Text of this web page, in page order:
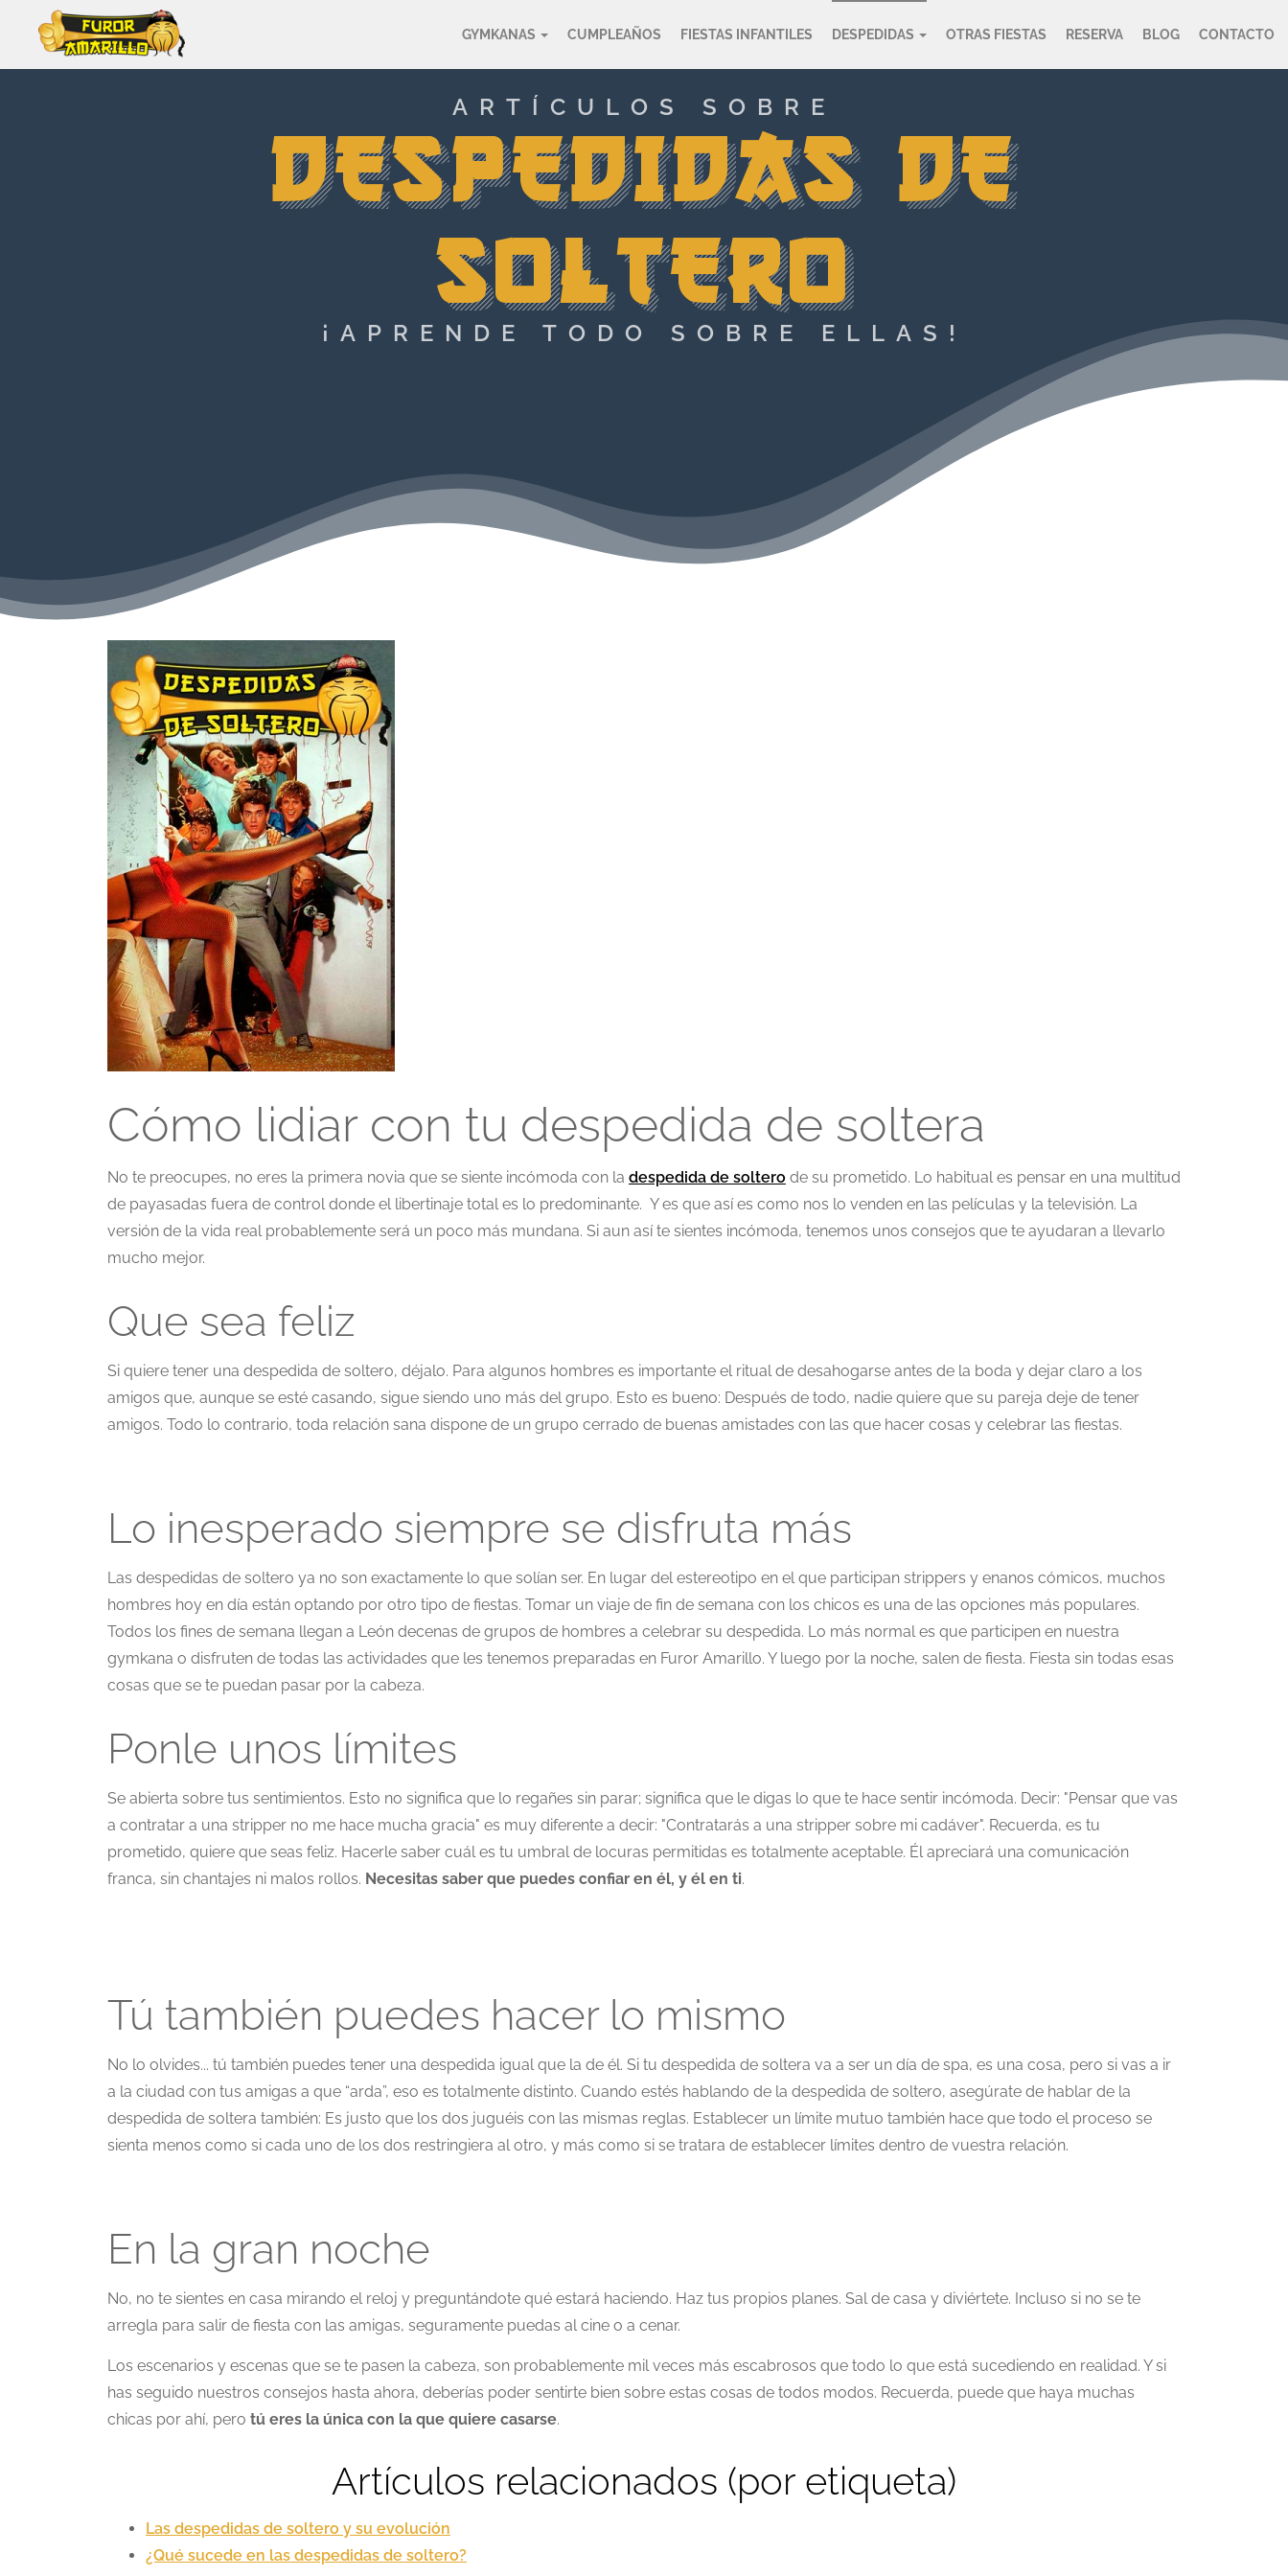
GYMKANAS CUMPLEAÑOS FIESTAS INFANTILES DESPEDIDAS OTRAS FIESTAS RESERVA BLOG CONTACTO
ARTÍCULOS SOBRE
DESPEDIDAS DE
SOLTERO
¡APRENDE TODO SOBRE ELLAS!
Cómo lidiar con tu despedida de soltera
No te preocupes, no eres la primera novia que se siente incómoda con la despedida de soltero de su prometido. Lo habitual es pensar en una multitud
de payasadas fuera de control donde el libertinaje total es lo predominante. Y es que así es como nos lo venden en las películas y la televisión. La
versión de la vida real probablemente será un poco más mundana. Si aun así te sientes incómoda, tenemos unos consejos que te ayudaran a llevarlo
mucho mejor.
Que sea feliz
Si quiere tener una despedida de soltero, déjalo. Para algunos hombres es importante el ritual de desahogarse antes de la boda y dejar claro a los
amigos que, aunque se esté casando, sigue siendo uno más del grupo. Esto es bueno: Después de todo, nadie quiere que su pareja deje de tener
amigos. Todo lo contrario, toda relación sana dispone de un grupo cerrado de buenas amistades con las que hacer cosas y celebrar las fiestas.
Lo inesperado siempre se disfruta más
Las despedidas de soltero ya no son exactamente lo que solían ser. En lugar del estereotipo en el que participan strippers y enanos cómicos, muchos
hombres hoy en día están optando por otro tipo de fiestas. Tomar un viaje de fin de semana con los chicos es una de las opciones más populares.
Todos los fines de semana llegan a León decenas de grupos de hombres a celebrar su despedida. Lo más normal es que participen en nuestra
gymkana o disfruten de todas las actividades que les tenemos preparadas en Furor Amarillo. Y luego por la noche, salen de fiesta. Fiesta sin todas esas
cosas que se te puedan pasar por la cabeza.
Ponle unos límites
Se abierta sobre tus sentimientos. Esto no significa que lo regañes sin parar; significa que le digas lo que te hace sentir incómoda. Decir: "Pensar que vas
a contratar a una stripper no me hace mucha gracia" es muy diferente a decir: "Contratarás a una stripper sobre mi cadáver". Recuerda, es tu
prometido, quiere que seas feliz. Hacerle saber cuál es tu umbral de locuras permitidas es totalmente aceptable. Él apreciará una comunicación
franca, sin chantajes ni malos rollos. Necesitas saber que puedes confiar en él, y él en ti.
Tú también puedes hacer lo mismo
No lo olvides... tú también puedes tener una despedida igual que la de él. Si tu despedida de soltera va a ser un día de spa, es una cosa, pero si vas a ir
a la ciudad con tus amigas a que “arda”, eso es totalmente distinto. Cuando estés hablando de la despedida de soltero, asegúrate de hablar de la
despedida de soltera también: Es justo que los dos juguéis con las mismas reglas. Establecer un límite mutuo también hace que todo el proceso se
sienta menos como si cada uno de los dos restringiera al otro, y más como si se tratara de establecer límites dentro de vuestra relación.
En la gran noche
No, no te sientes en casa mirando el reloj y preguntándote qué estará haciendo. Haz tus propios planes. Sal de casa y diviértete. Incluso si no se te
arregla para salir de fiesta con las amigas, seguramente puedas al cine o a cenar.
Los escenarios y escenas que se te pasen la cabeza, son probablemente mil veces más escabrosos que todo lo que está sucediendo en realidad. Y si
has seguido nuestros consejos hasta ahora, deberías poder sentirte bien sobre estas cosas de todos modos. Recuerda, puede que haya muchas
chicas por ahí, pero tú eres la única con la que quiere casarse.
Artículos relacionados (por etiqueta)
Las despedidas de soltero y su evolución
¿Qué sucede en las despedidas de soltero?